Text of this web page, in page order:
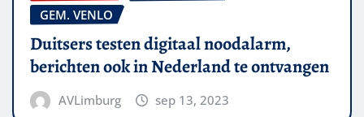
GEM. VENLO
Duitsers testen digitaal noodalarm,
berichten ook in Nederland te ontvangen
AVLimburg sep 13, 2023